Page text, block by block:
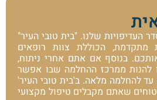
העדיפויות שלנו. "בית טובי העיר"
מתקדמת, הכוללת צוות רופאים
בנוסף אם אתם אחרי ניתוח,
להנות ממרכז ההחלמה שבו אפשר
להחלמה מלאה. ב'בית טובי העיר'
שאתם מקבלים טיפול מקצועי